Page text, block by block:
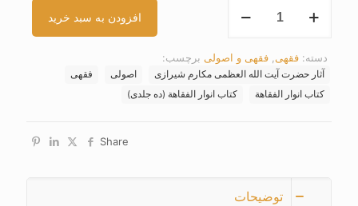
انوار
جلدی)
عدد
افزودن به سبد خرید
دسته: فقهی فقهی و اصولی برچسب:
آثار حضرت آیت الله العظمی مکارم شیرازی اصولی
فقهی
کتاب انوار الفقاهة
کتاب انوار الفقاهة (ده جلدی)
Share
توضیحات